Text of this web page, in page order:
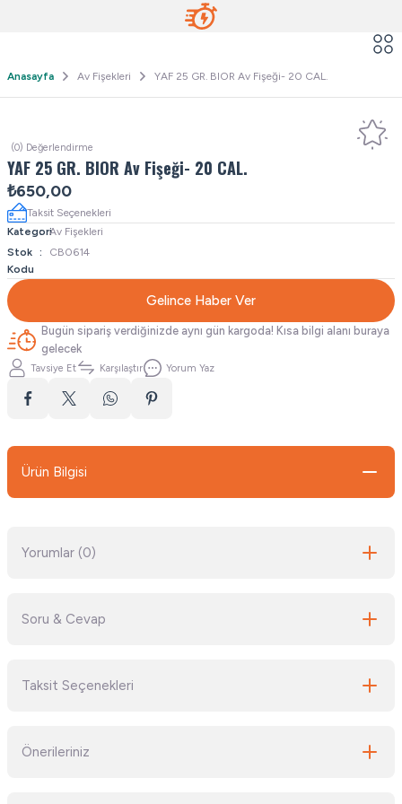
Anasayfa Av Fişekleri YAF 25 GR. BIOR Av Fişeği- 20 CAL.
(0) Değerlendirme
YAF 25 GR. BIOR Av Fişeği- 20 CAL.
₺650,00
Taksit Seçenekleri
KategoriAv Fişekleri
Stok
Kodu
CB0614
Gelince Haber Ver
Bugün sipariş verdiğinizde aynı gün kargoda! Kısa bilgi alanı buraya
gelecek
Tavsiye Et Karşılaştır Yorum Yaz
Ürün Bilgisi
Yorumlar (0)
Soru & Cevap
Taksit Seçenekleri
Önerileriniz